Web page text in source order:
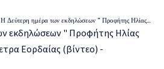
Η Δεύτερη ημέρα των εκδηλώσεων ” Προφήτης Ηλίας 2024″ στην Ασβεστόπετρα Εορδαίας (βίντεο)